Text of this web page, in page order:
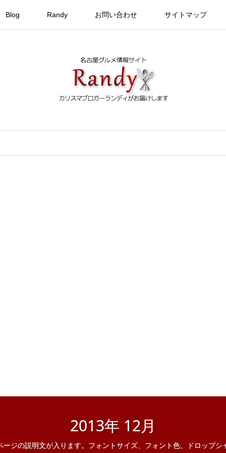
Blog Randy お問い合わせ サイトマップ
2013年 12月
ジの説明文が入ります。フォントサイズ、フォント色、ドロップシ